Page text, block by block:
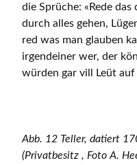
die Sprüche: «Rede
durch alles gehen,
red was man glauben
irgendeiner wer, der
würden gar vill Leüt auf
Abb. 12 Teller, datiert
(Privatbesitz , Foto A.